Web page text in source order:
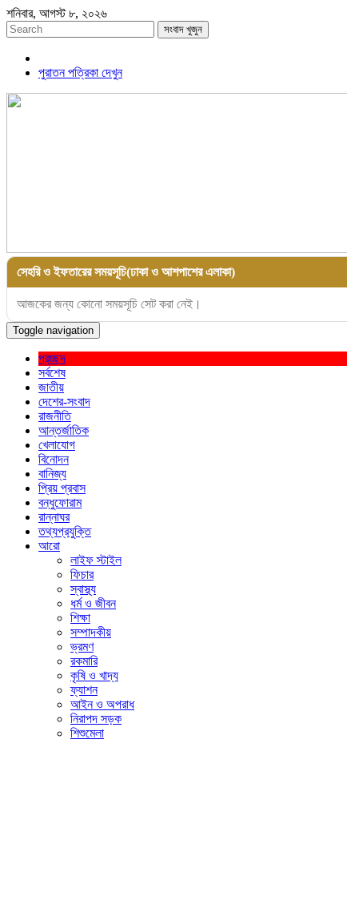
শনিবার, আগস্ট ৮, ২০২৬
সংবাদ খুজুন
পুরাতন পত্রিকা দেখুন
সেহরি ও ইফতারের সময়সূচি(ঢাকা ও আশপাশের এলাকা)
আজকের জন্য কোনো সময়সূচি সেট করা নেই।
Toggle navigation
প্রচ্ছদ
সর্বশেষ
জাতীয়
দেশের-সংবাদ
রাজনীতি
আন্তর্জাতিক
খেলাযোগ
বিনোদন
বানিজ্য
প্রিয় প্রবাস
বন্ধুফোরাম
রান্নাঘর
তথ্যপ্রযুক্তি
আরো
লাইফ স্টাইল
ফিচার
স্বাস্থ্য
ধর্ম ও জীবন
শিক্ষা
সম্পাদকীয়
ভ্রমণ
রকমারি
কৃষি ও খাদ্য
ফ্যাশন
আইন ও অপরাধ
নিরাপদ সড়ক
শিশুমেলা